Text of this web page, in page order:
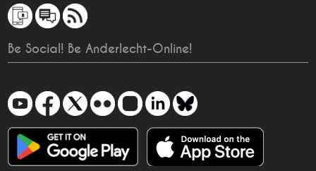
Be Social! Be Anderlecht-Online!